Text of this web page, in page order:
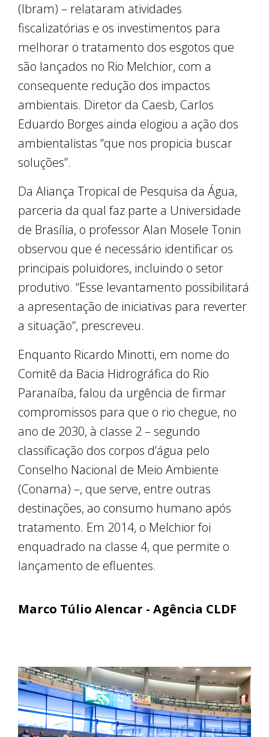
(Ibram) – relataram atividades
fiscalizatórias e os investimentos para
melhorar o tratamento dos esgotos que
são lançados no Rio Melchior, com a
consequente redução dos impactos
ambientais. Diretor da Caesb, Carlos
Eduardo Borges ainda elogiou a ação dos
ambientalistas “que nos propicia buscar
soluções”.
Da Aliança Tropical de Pesquisa da Água,
parceria da qual faz parte a Universidade
de Brasília, o professor Alan Mosele Tonin
observou que é necessário identificar os
principais poluidores, incluindo o setor
produtivo. “Esse levantamento possibilitará
a apresentação de iniciativas para reverter
a situação”, prescreveu.
Enquanto Ricardo Minotti, em nome do
Comitê da Bacia Hidrográfica do Rio
Paranaíba, falou da urgência de firmar
compromissos para que o rio chegue, no
ano de 2030, à classe 2 – segundo
classificação dos corpos d’água pelo
Conselho Nacional de Meio Ambiente
(Conama) –, que serve, entre outras
destinações, ao consumo humano após
tratamento. Em 2014, o Melchior foi
enquadrado na classe 4, que permite o
lançamento de efluentes.
Marco Túlio Alencar - Agência CLDF